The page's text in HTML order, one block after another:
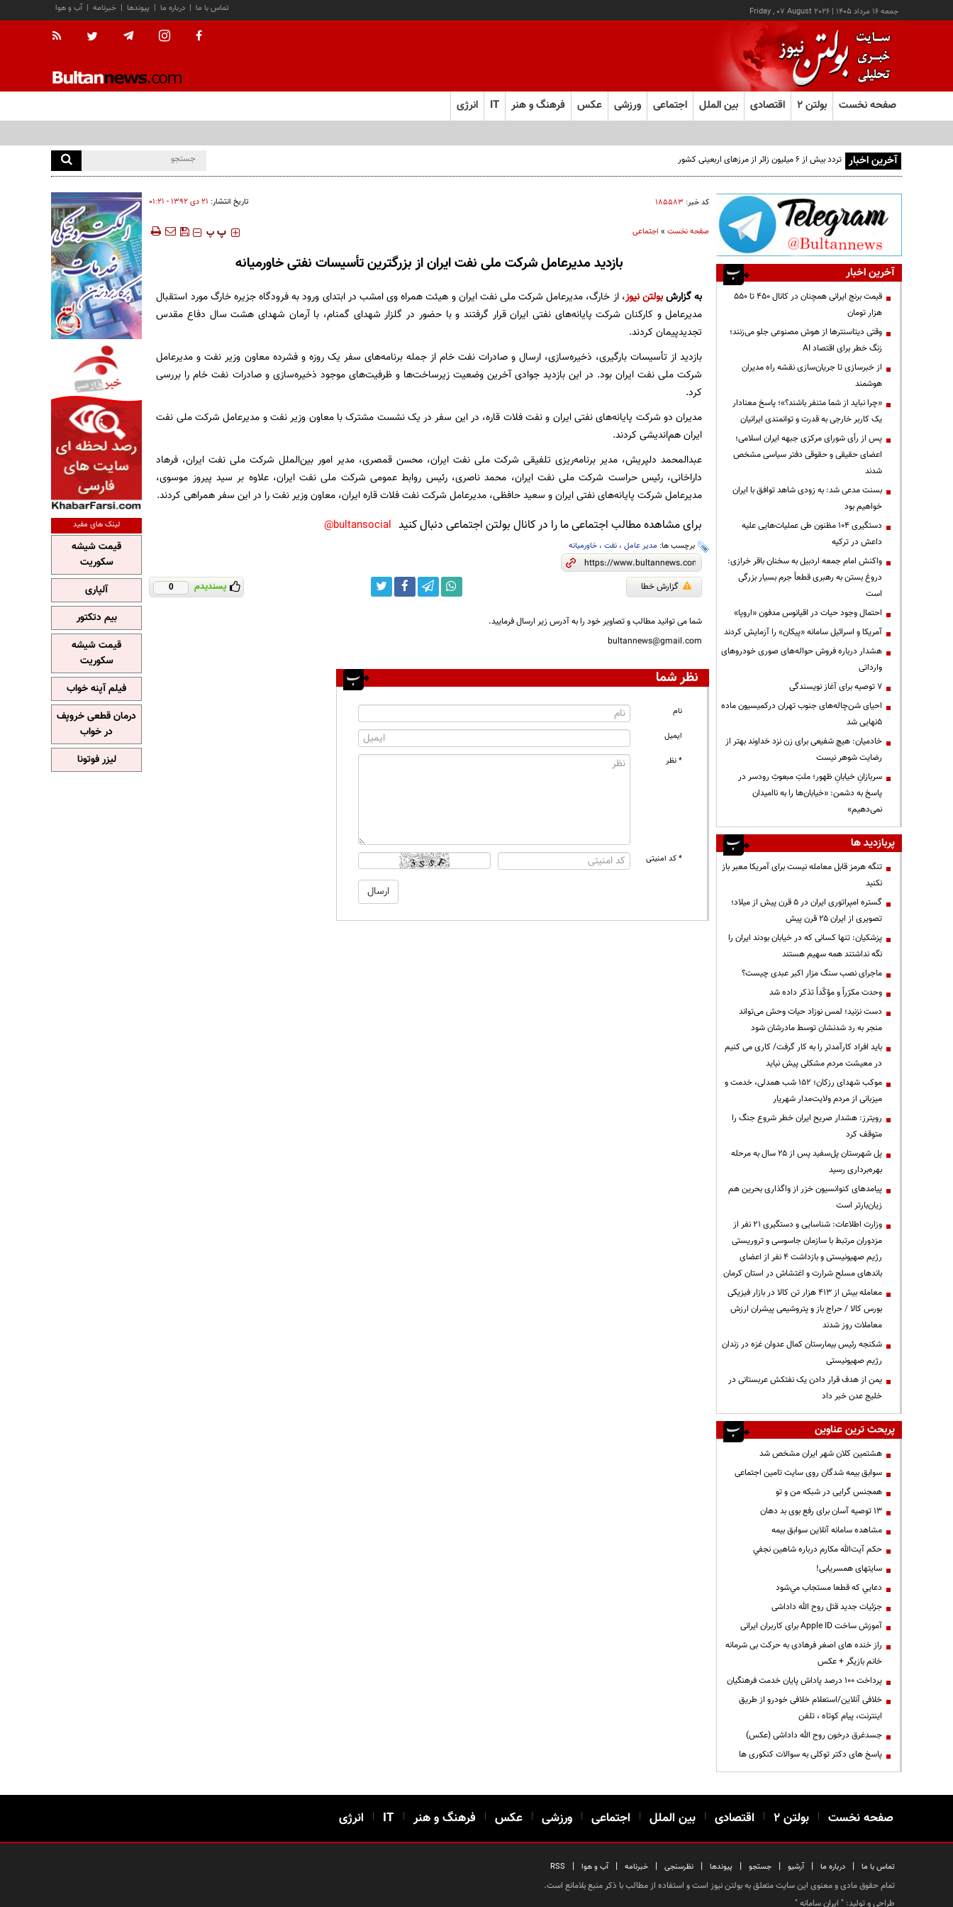
جمعه ۱۶ مرداد ۱۴۰۵ |
Friday , 07 August 2026 آب و هوا | خبرنامه | پیوندها | درباره ما | تماس با ما
صفحه نخست بولتن ۲ اقتصادی بین الملل اجتماعی ورزشی عکس فرهنگ و هنر IT انرژی
آخرین اخبار تردد بیش از ۶ میلیون زائر از مرزهای اربعینی کشور
کد خبر: ۱۸۵۵۸۳ تاریخ انتشار: ۲۱ دی ۱۳۹۲ - ۰۱:۲۱
صفحه نخست» اجتماعی ‍‍‍ پ پ
بازدید مدیرعامل شرکت ملی نفت ایران از بزرگترین تأسیسات نفتی خاورمیانه
به گزارشبولتن نیوز، از خارگ، مدیرعامل شرکت ملی نفت ایران و هیئت همراه وی امشب در ابتدای ورود به فرودگاه جزیره خارگ مورد استقبال
مدیرعامل و کارکنان شرکت پایانه‌های نفتی ایران قرار گرفتند و با حضور در گلزار شهدای گمنام، با آرمان شهدای هشت سال دفاع مقدس
تجدیدپیمان کردند.
بازدید از تأسیسات بارگیری، ذخیره‌سازی، ارسال و صادرات نفت خام از جمله برنامه‌های سفر یک روزه و فشرده معاون وزیر نفت و مدیرعامل
شرکت ملی نفت ایران بود. در این بازدید جوادی آخرین وضعیت زیرساخت‌ها و ظرفیت‌های موجود ذخیره‌سازی و صادرات نفت خام را بررسی
کرد.
مدیران دو شرکت پایانه‌های نفتی ایران و نفت فلات قاره، در این سفر در یک نشست مشترک با معاون وزیر نفت و مدیرعامل شرکت ملی نفت
ایران هم‌اندیشی کردند.
عبدالمحمد دلپریش، مدیر برنامه‌ریزی تلفیقی شرکت ملی نفت ایران، محسن قمصری، مدیر امور بین‌الملل شرکت ملی نفت ایران، فرهاد
داراخانی، رئیس حراست شرکت ملی نفت ایران، محمد ناصری، رئیس روابط عمومی شرکت ملی نفت ایران، علاوه بر سید پیروز موسوی،
مدیرعامل شرکت پایانه‌های نفتی ایران و سعید حافظی، مدیرعامل شرکت نفت فلات قاره ایران، معاون وزیر نفت را در این سفر همراهی کردند.
برای مشاهده مطالب اجتماعی ما را در کانال بولتن اجتماعی دنبال کنید bultansocial@
برچسب ها: مدیر عامل، نفت، خاورمیانه
گزارش خطا پسندیدم 0
شما می توانید مطالب و تصاویر خود را به آدرس زیر ارسال فرمایید.
bultannews@gmail.com
نظر شما
نام
ایمیل
* نظر
* کد امنیتی
آخرین اخبار
قیمت‌ برنج ایرانی همچنان در کانال ۴۵۰ تا ۵۵۰
هزار تومان
وقتی دیتاسنترها از هوش مصنوعی جلو می‌زنند؛
زنگ خطر برای اقتصاد AI
از خبرسازی تا جریان‌سازی نقشه راه مدیران
هوشمند
«چرا نباید از شما متنفر باشند؟»؛ پاسخ معنادار
یک کاربر خارجی به قدرت و توانمندی ایرانیان
پس از رأی شورای مرکزی جبهه ایران اسلامی؛
اعضای حقیقی و حقوقی دفتر سیاسی مشخص
شدند
بسنت مدعی شد: به زودی شاهد توافق با ایران
خواهیم بود
دستگیری ۱۰۴ مظنون طی عملیات‌هایی علیه
داعش در ترکیه
واکنش امام جمعه اردبیل به سخنان باقر خرازی:
دروغ بستن به رهبری قطعاً جرم بسیار بزرگی
است
احتمال وجود حیات در اقیانوس مدفون «اروپا»
آمریکا و اسرائیل سامانه «پیکان» را آزمایش کردند
هشدار درباره فروش حواله‌های صوری خودروهای
وارداتی
۷ توصیه برای آغاز نویسندگی
احیای شن‌چاله‌های جنوب تهران درکمیسیون ماده
۵نهایی شد
خادمیان: هیچ شفیعی برای زن نزد خداوند بهتر از
رضایت شوهر نیست
سربازانِ خیابانِ ظهور؛ ملتِ مبعوثِ رودسر در
پاسخ به دشمن: «خیابان‌ها را به ناامیدان
نمی‌دهیم»
پربازدید ها
تنگه هرمز قابل معامله نیست برای آمریکا معبر باز
نکنید
گستره امپراتوری ایران در ۵ قرن پیش از میلاد؛
تصویری از ایران ۲۵ قرن پیش
پزشکیان: تنها کسانی که در خیابان بودند ایران را
نگه نداشتند همه سهیم هستند
ماجرای نصب سنگ مزار اکبر عبدی چیست؟
وحدت مکرّراً و مؤکّداً تذکر داده شد
دست نزنید؛ لمس نوزاد حیات وحش می‌تواند
منجر به رد شدنشان توسط مادرشان شود
باید افراد کارآمدتر را به کار گرفت/ کاری می کنیم
در معیشت مردم مشکلی پیش نیاید
موکب شهدای رزکان؛ ۱۵۲ شب همدلی، خدمت و
میزبانی از مردم ولایت‌مدار شهریار
رویترز: هشدار صریح ایران خطر شروع جنگ را
متوقف کرد
پل شهرستان پل‌سفید پس از ۲۵ سال به مرحله
بهره‌برداری رسید
پیامدهای کنوانسیون خزر از واگذاری بحرین هم
زیان‌بارتر است
وزارت اطلاعات: شناسایی و دستگیری ۲۱ نفر از
مزدوران مرتبط با سازمان جاسوسی و تروریستی
رژیم صهیونیستی و بازداشت ۴ نفر از اعضای
باندهای مسلح شرارت و اغتشاش در استان کرمان
معامله بیش از ۴۱۳ هزار تن کالا در بازار فیزیکی
بورس کالا / حراج باز و پتروشیمی پیشران ارزش
معاملات روز شدند
شکنجه رئیس بیمارستان کمال عدوان غزه در زندان
رژیم صهیونیستی
یمن از هدف قرار دادن یک نفتکش عربستانی در
خلیج عدن خبر داد
پربحث ترین عناوین
هشتمین کلان شهر ایران مشخص شد
سوابق بیمه شدگان روی سایت تامین اجتماعی
همجنس گرایی در شبکه من و تو
13 توصیه آسان برای رفع بوی بد دهان
مشاهده سامانه آنلاين سوابق بیمه
حكم آيت‌الله مكارم درباره شاهين نجفي
سایتهای همسریابی!
دعايي كه قطعا مستجاب مي‌شود
جزئیات جدید قتل روح الله داداشی
آموزش ساخت Apple ID برای کاربران ایرانی
راز خنده های اصغر فرهادی به حرکت بی شرمانه
خانم بازیگر + عکس
پرداخت ۱۰۰ درصد پاداش پایان خدمت فرهنگیان
خلافی آنلاین/استعلام خلافی خودرو از طریق
اینترنت، پیام کوتاه ، تلفن
جسدغرق درخون روح الله داداشی (عکس)
پاسخ های دکتر توکلی به سوالات کنکوری ها
لینک های مفید
قیمت شیشه
سکوریت
آلپاری
بیم دتکتور
قیمت شیشه
سکوریت
فیلم آپنه خواب
درمان قطعی خروپف
در خواب
لیزر فوتونا
صفحه نخست | بولتن ۲ | اقتصادی | بین الملل | اجتماعی | ورزشی | عکس | فرهنگ و هنر |
IT
| انرژی
تماس با ما | درباره ما | آرشیو | جستجو | پیوندها | نظرسنجی | خبرنامه | آب و هوا |
RSS
تمام حقوق مادی و معنوی این سایت متعلق به بولتن نیوز است و استفاده از مطالب با ذکر منبع بلامانع است.
طراحی و تولید: " ایران سامانه"